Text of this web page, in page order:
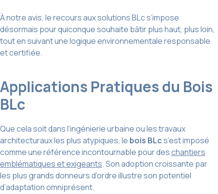
À notre avis, le recours aux solutions BLc s’impose
désormais pour quiconque souhaite bâtir plus haut, plus loin,
tout en suivant une logique environnementale responsable
et certifiée.
Applications Pratiques du Bois
BLc
Que cela soit dans l’ingénierie urbaine ou les travaux
architecturaux les plus atypiques, le bois BLcs’est imposé
comme une référence incontournable pour deschantiers
emblématiques et exigeants. Son adoption croissante par
les plus grands donneurs d’ordre illustre son potentiel
d’adaptation omniprésent.